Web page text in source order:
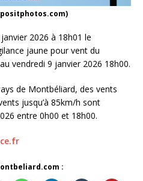
2026 à 18h01 le
jaune pour vent du
vendredi 9 janvier 2026 18h00.
de Montbéliard, des vents
jusqu’à 85km/h sont
entre 0h00 et 18h00.
: